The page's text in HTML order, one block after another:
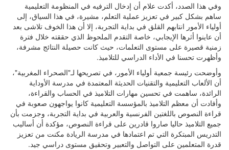
وفي هذا الصدد، أكدت علام أن إدخال الترفيه في المنظومة التعليمية
ساهم بشكل كبير في تعزيز عملية التعلم، مشيرة، في هذا السياق، إلى
أولياء الأمور انتابهم القلق في بداية التجربة، إلا أن هذا الخوف تلاشى بعد
أن عاينوا أثرها الإيجابي، خاصة التقدم الملحوظ الذي حققته خلال فترة
زمنية قصيرة على مستوى التعلمات، حيث كانت حصيلة النتائج مشرفة،
وأظهرت تحسنا في الأداء الدراسي للتلاميذ.
وأوضحت رئيسة جمعية أولياء الأمور، في تصريحها لـ"الصحراء المغربية"،
أن الألعاب التعليمية والتقنيات الحديثة المعتمدة في مدرسة الأوداية
الرائدة، ساهمت في تحسين مهارات التلاميذ في الحساب والقراءة،
وأفادت أن معظم التلاميذ بالمؤسسة التعليمية كانوا يواجهون صعوبة في
قراءة النصوص باللغتين الفرنسية والعربية في بداية التجربة، وجزمت بأن
جميع التلاميذ حاليا صاروا قادرين على قراءة النصوص، مؤكدة أن أساليب
التدريس المبتكرة التي تم اعتمادها في مدرسة الريادة مكنت من تعزيز
قدرة المتعلمين على التواصل والتعبير وتحقيق مستوى دراسي جيد.